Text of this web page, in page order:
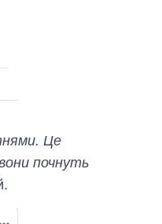
Це
почнуть